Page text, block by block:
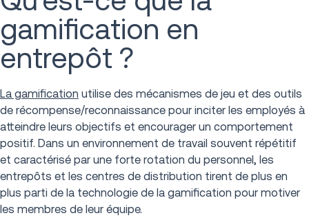
gamification en
entrepôt ?
La gamification utilise des mécanismes de jeu et des outils
de récompense/reconnaissance pour inciter les employés à
atteindre leurs objectifs et encourager un comportement
positif. Dans un environnement de travail souvent répétitif
et caractérisé par une forte rotation du personnel, les
entrepôts et les centres de distribution tirent de plus en
plus parti de la technologie de la gamification pour motiver
les membres de leur équipe.